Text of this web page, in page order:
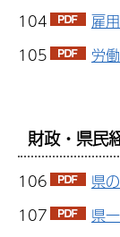
104
雇
105
労
財政・県民
106
県
107
県